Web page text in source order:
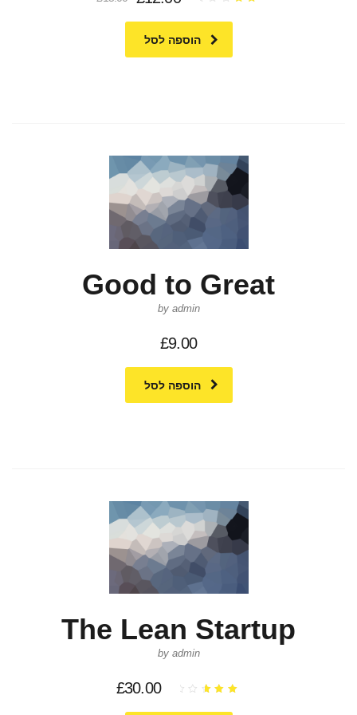
המקורי
היה:
הנוכחי
הוא:
הוספה לסל
Good to Great
by admin
£9.00
הוספה לסל
The Lean Startup
by admin
£30.00